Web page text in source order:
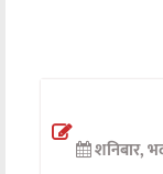
अन्तर्वार्ता
शनिबार,